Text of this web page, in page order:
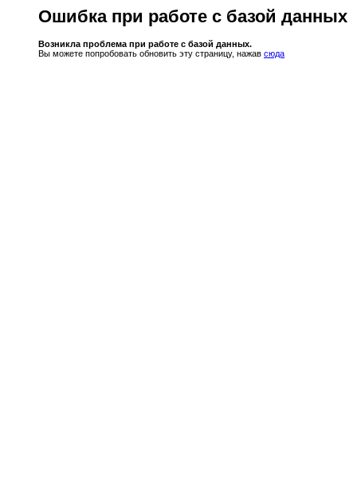
Ошибка при работе с базой данных
Возникла проблема при работе с базой данных.
Вы можете попробовать обновить эту страницу, нажав сюда